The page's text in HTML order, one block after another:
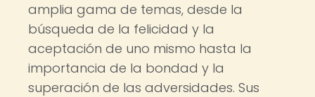
amplia gama de temas, desde la
búsqueda de la felicidad y la
aceptación de uno mismo hasta la
importancia de la bondad y la
superación de las adversidades. Sus